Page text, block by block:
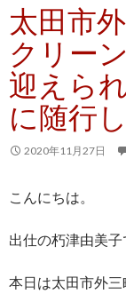
太田市
クリー
迎えら
に随行
2020年11月27日
こんにちは。
出仕の朽津由美子
本日は太田市外